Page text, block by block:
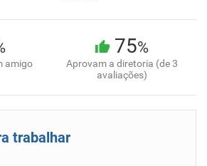
amigo
75%
Aprovam a diretoria (de 3
avaliações)
trabalhar